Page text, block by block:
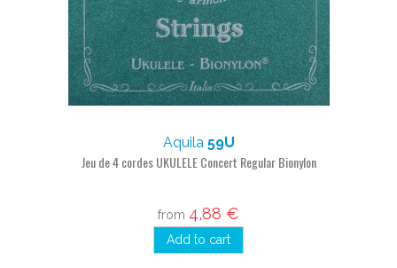
Aquila 59U
Jeu de 4 cordes UKULELE Concert Regular Bionylon
from 4,88 €
Add to cart